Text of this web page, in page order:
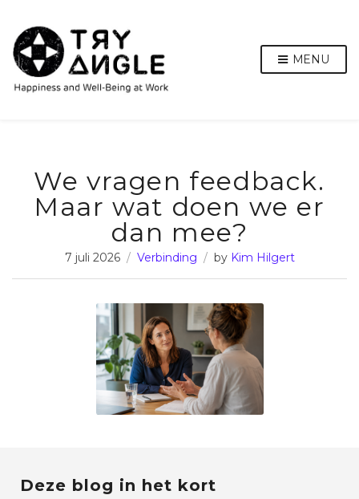
MENU
We vragen feedback.
Maar wat doen we er
dan mee?
7 juli 2026 Verbinding by Kim Hilgert
Deze blog in het kort